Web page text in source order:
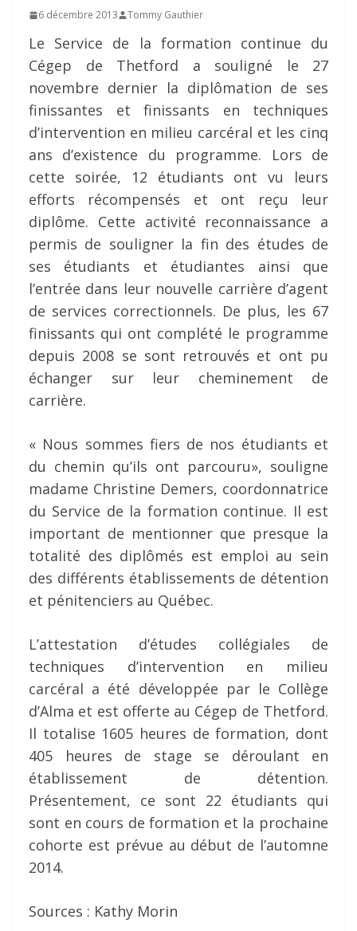
6 décembre 2013 Tommy Gauthier
Le Service de la formation continue du
Cégep de Thetford a souligné le 27
novembre dernier la diplômation de ses
finissantes et finissants en techniques
d’intervention en milieu carcéral et les cinq
ans d’existence du programme. Lors de
cette soirée, 12 étudiants ont vu leurs
efforts récompensés et ont reçu leur
diplôme. Cette activité reconnaissance a
permis de souligner la fin des études de
ses étudiants et étudiantes ainsi que
l’entrée dans leur nouvelle carrière d’agent
de services correctionnels. De plus, les 67
finissants qui ont complété le programme
depuis 2008 se sont retrouvés et ont pu
échanger sur leur cheminement de
carrière.
« Nous sommes fiers de nos étudiants et
du chemin qu’ils ont parcouru», souligne
madame Christine Demers, coordonnatrice
du Service de la formation continue. Il est
important de mentionner que presque la
totalité des diplômés est emploi au sein
des différents établissements de détention
et pénitenciers au Québec.
L’attestation d’études collégiales de
techniques d’intervention en milieu
carcéral a été développée par le Collège
d’Alma et est offerte au Cégep de Thetford.
Il totalise 1605 heures de formation, dont
405 heures de stage se déroulant en
établissement de détention.
Présentement, ce sont 22 étudiants qui
sont en cours de formation et la prochaine
cohorte est prévue au début de l’automne
2014.
Sources : Kathy Morin